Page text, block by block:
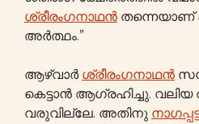
ശ്രീരംഗനാഥൻ
അർത്ഥം.”
ആഴ്വാർ ശ്രീരംഗനാഥന്‍
കെട്ടാൻ ആഗ്രഹിച്ചു. വലിയ
വരുവില്ലേ. അതിനു